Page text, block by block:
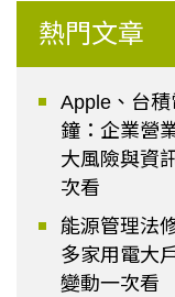
熱門文章
Apple、台
鐘：企業營
大風險與資
次看
能源管理法
多家用電大
變動一次看